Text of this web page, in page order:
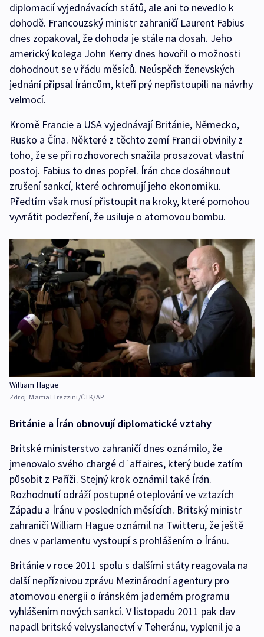
diplomacií vyjednávacích států, ale ani to nevedlo k
dohodě. Francouzský ministr zahraničí Laurent Fabius
dnes zopakoval, že dohoda je stále na dosah. Jeho
americký kolega John Kerry dnes hovořil o možnosti
dohodnout se v řádu měsíců. Neúspěch ženevských
jednání připsal Íráncům, kteří prý nepřistoupili na návrhy
velmocí.
Kromě Francie a USA vyjednávají Británie, Německo,
Rusko a Čína. Některé z těchto zemí Francii obvinily z
toho, že se při rozhovorech snažila prosazovat vlastní
postoj. Fabius to dnes popřel. Írán chce dosáhnout
zrušení sankcí, které ochromují jeho ekonomiku.
Předtím však musí přistoupit na kroky, které pomohou
vyvrátit podezření, že usiluje o atomovou bombu.
William Hague
Zdroj: Martial Trezzini/ČTK/AP
Británie a Írán obnovují diplomatické vztahy
Britské ministerstvo zahraničí dnes oznámilo, že
jmenovalo svého chargé d˙affaires, který bude zatím
působit z Paříži. Stejný krok oznámil také Írán.
Rozhodnutí odráží postupné oteplování ve vztazích
Západu a Íránu v posledních měsících. Britský ministr
zahraničí William Hague oznámil na Twitteru, že ještě
dnes v parlamentu vystoupí s prohlášením o Íránu.
Británie v roce 2011 spolu s dalšími státy reagovala na
další nepříznivou zprávu Mezinárodní agentury pro
atomovou energii o íránském jaderném programu
vyhlášením nových sankcí. V listopadu 2011 pak dav
napadl britské velvyslanectví v Teheránu, vyplenil je a